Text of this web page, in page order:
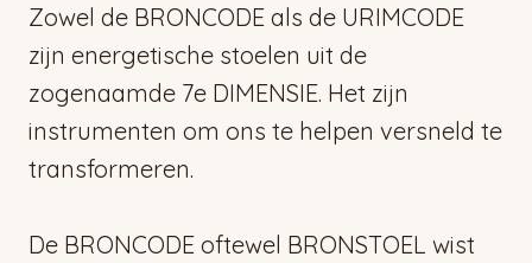
Zowel de BRONCODE als de URIMCODE
zijn energetische stoelen uit de
zogenaamde 7e DIMENSIE. Het zijn
instrumenten om ons te helpen versneld te
transformeren.
De BRONCODE oftewel BRONSTOEL wist